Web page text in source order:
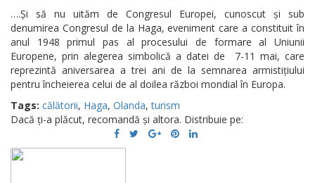
….Și să nu uităm de Congresul Europei, cunoscut și sub
denumirea Congresul de la Haga, eveniment care a constituit în
anul 1948 primul pas al procesului de formare al Uniunii
Europene, prin alegerea simbolică a datei de 7-11 mai, care
reprezintă aniversarea a trei ani de la semnarea armistițiului
pentru încheierea celui de al doilea război mondial în Europa.
Tags: călătorii, Haga, Olanda,turism
Dacă ți-a plăcut, recomandă și altora. Distribuie pe: